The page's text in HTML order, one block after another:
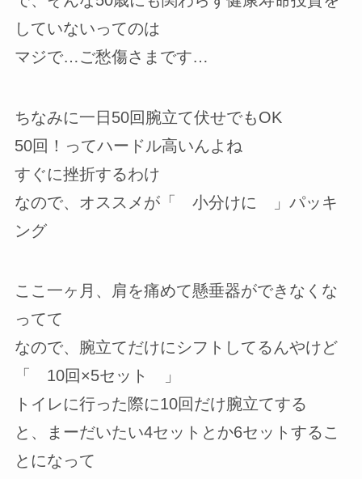
していないってのは
マジで…ご愁傷さまです…
ちなみに一日50回腕立て伏せでもOK
50回！ってハードル高いんよね
すぐに挫折するわけ
なので、オススメが「 小分けに 」パッキ
ング
ここ一ヶ月、肩を痛めて懸垂器ができなくな
ってて
なので、腕立てだけにシフトしてるんやけど
「 10回×5セット 」
トイレに行った際に10回だけ腕立てする
と、まーだいたい4セットとか6セットするこ
とになって